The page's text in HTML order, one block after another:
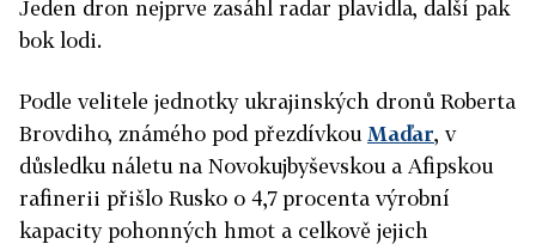
Jeden dron nejprve zasáhl radar plavidla, další pak
bok lodi.
Podle velitele jednotky ukrajinských dronů Roberta
Brovdiho, známého pod přezdívkou Maďar, v
důsledku náletu na Novokujbyševskou a Afipskou
rafinerii přišlo Rusko o 4,7 procenta výrobní
kapacity pohonných hmot a celkově jejich